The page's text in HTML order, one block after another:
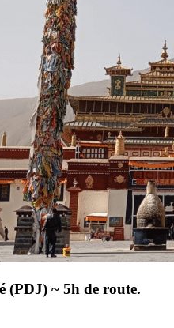
(PDJ) ~ 5h de route.